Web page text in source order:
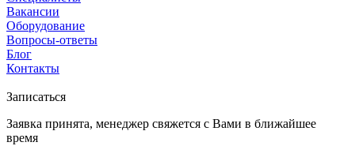
Вакансии
Оборудование
Вопросы-ответы
Блог
Контакты
Записаться
Заявка принята, менеджер свяжется с Вами в ближайшее
время